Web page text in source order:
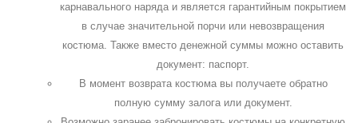
карнавального наряда и является гарантийным покрытием
в случае значительной порчи или невозвращения
костюма. Также вместо денежной суммы можно оставить
документ: паспорт.
В момент возврата костюма вы получаете обратно
полную сумму залога или документ.